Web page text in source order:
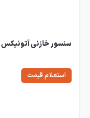
سنسور خازنی آتونیکس CR30-15DN2
استعلام قیمت